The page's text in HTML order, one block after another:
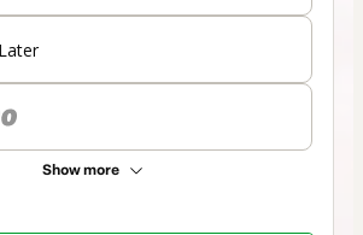
Show more